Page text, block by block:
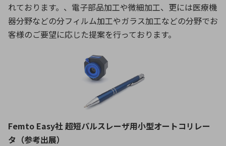
れております。、電子部品加工や微細加工、更には医療機
器分野などの分フィルム加工やガラス加工などの分野でお
客様のご要望に応じた提案を行っております。
Femto Easy社 超短パルスレーザ用小型オートコリレー
タ（参考出展）